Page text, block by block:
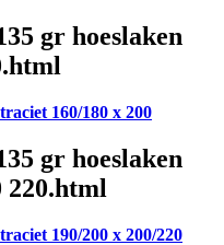
gr hoeslaken
160/180 x 200
gr hoeslaken
220.html
190/200 x 200/220